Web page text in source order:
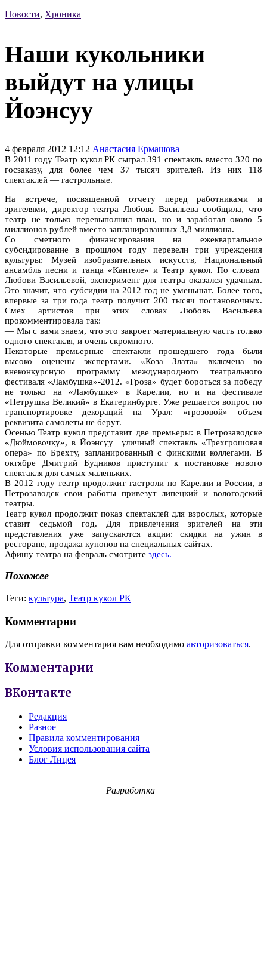
Новости, Хроника
Наши кукольники
выйдут на улицы
Йоэнсуу
4 февраля 2012 12:12 Анастасия Ермашова
В 2011 году Театр кукол РК сыграл 391 спектакль вместо 320 по
госзаказу, для более чем 37 тысяч зрителей. Из них 118
спектаклей — гастрольные.
На встрече, посвященной отчету перед работниками и
зрителями, директор театра Любовь Васильева сообщила, что
театр не только перевыполнил план, но и заработал около 5
миллионов рублей вместо запланированных 3,8 миллиона.
Со сметного финансирования на ежеквартальное
субсидирование в прошлом году перевели три учреждения
культуры: Музей изобразительных искусств, Национальный
ансамбль песни и танца «Кантеле» и Театр кукол. По словам
Любови Васильевой, эксперимент для театра оказался удачным.
Это значит, что субсидии на 2012 год не уменьшат. Более того,
впервые за три года театр получит 200 тысяч постановочных.
Смех артистов при этих словах Любовь Васильева
прокомментировала так:
— Мы с вами знаем, что это закроет материальную часть только
одного спектакля, и очень скромного.
Некоторые премьерные спектакли прошедшего года были
высоко оценены экспертами. «Коза Злата» включена во
внеконкурсную программу международного театрального
фестиваля «Ламбушка»-2012. «Гроза» будет бороться за победу
не только на «Ламбушке» в Карелии, но и на фестивале
«Петрушка Великий» в Екатеринбурге. Уже решается вопрос по
транспортировке декораций на Урал: «грозовой» объем
реквизита самолеты не берут.
Осенью Театр кукол представит две премьеры: в Петрозаводске
«Дюймовочку», в Йоэнсуу уличный спектакль «Трехгрошовая
опера» по Брехту, запланированный с финскими коллегами. В
октябре Дмитрий Будников приступит к постановке нового
спектакля для самых маленьких.
В 2012 году театр продолжит гастроли по Карелии и России, в
Петрозаводск свои работы привезут липецкий и вологодский
театры.
Театр кукол продолжит показ спектаклей для взрослых, которые
ставит седьмой год. Для привлечения зрителей на эти
представления уже запускаются акции: скидки на ужин в
ресторане, продажа купонов на специальных сайтах.
Афишу театра на февраль смотрите здесь.
Похожее
Теги: культура, Театр кукол РК
Комментарии
Для отправки комментария вам необходимо авторизоваться.
Комментарии
ВКонтакте
Редакция
Разное
Правила комментирования
Условия использования сайта
Блог Лицея
Разработка